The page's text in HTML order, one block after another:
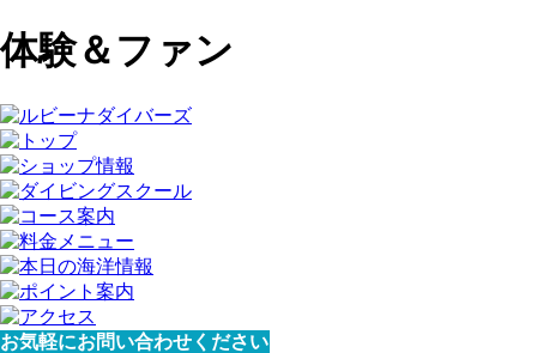
体験＆ファン
お気軽にお問い合わせください